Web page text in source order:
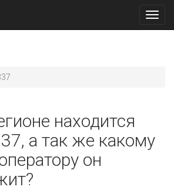
находится
а так же какому
он